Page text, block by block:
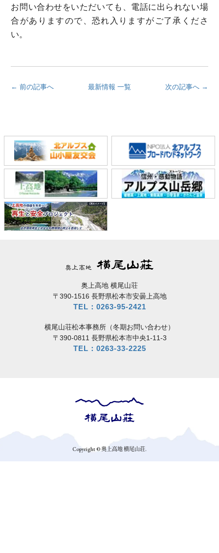
お問い合わせをいただいても、電話に出られない場
合がありますので、恐れ入りますがご了承くださ
い。
← 前の記事へ 次の記事へ →
最新情報 一覧
奥上高地 横尾山荘
〒390-1516 長野県松本市安曇上高地
TEL：0263-95-2421
横尾山荘松本事務所（冬期お問い合わせ）
〒390-0811 長野県松本市中央1-11-3
TEL：0263-33-2225
Copyright © 奥上高地 横尾山荘.